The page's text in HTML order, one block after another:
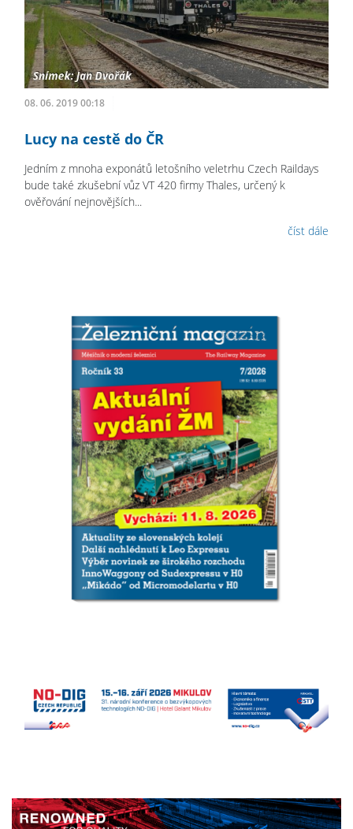
08. 06. 2019 00:18
Lucy na cestě do ČR
Jedním z mnoha exponátů letošního veletrhu Czech Raildays
bude také zkušební vůz VT 420 firmy Thales, určený k
ověřování nejnovějších...
číst dále